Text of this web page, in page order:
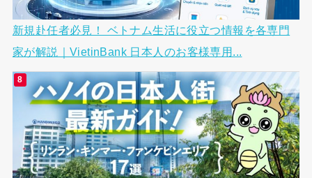
新規赴任者必見！ ベトナム生活に役立つ情報を各専門
家が解説｜VietinBank 日本人のお客様専用...